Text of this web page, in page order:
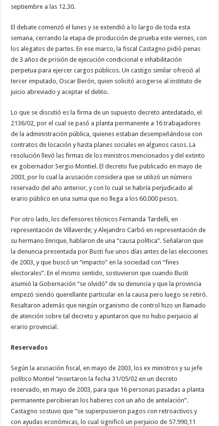
septiembre a las 12.30.
El debate comenzó el lunes y se extendió a lo largo de toda esta
semana, cerrando la etapa de producción de prueba este viernes, con
los alegatos de partes. En ese marco, la fiscal Castagno pidió penas
de 3 años de prisión de ejecución condicional e inhabilitación
perpetua para ejercer cargos públicos. Un castigo similar ofreció al
tercer imputado, Oscar Berón, quien solicitó acogerse al instituto de
juicio abreviado y aceptar el delito.
Lo que se discutió es la firma de un supuesto decreto antedatado, el
2136/02, por el cual se pasó a planta permanente a 16 trabajadores
de la administración pública, quienes estaban desempeñándose con
contratos de locación y hasta planes sociales en algunos casos. La
resolución llevó las firmas de los ministros mencionados y del extinto
ex gobernador Sergio Montiel. El decreto fue publicado en mayo de
2003, por lo cual la acusación considera que se utilizó un número
reservado del año anterior, y con lo cual se habría perjudicado al
erario público en una suma que no llega a los 60.000 pesos.
Por otro lado, los defensores técnicos Fernanda Tardelli, en
representación de Villaverde; y Alejandro Carbó en representación de
su hermano Enrique, hablaron de una “causa política”. Señalaron que
la denuncia presentada por Busti fue unos días antes de las elecciones
de 2003, y que buscó un “impacto” en la sociedad con “fines
electorales”. En el mismo sentido, sostuvieron que cuando Busti
asumió la Gobernación “se olvidó” de su denuncia y que la provincia
empezó siendo querellante particular en la causa pero luego se retiró.
Resaltaron además que ningún organismo de control hizo un llamado
de atención sobre tal decreto y apuntaron que no hubo perjuicio al
erario provincial.
Reservados
Según la acusación fiscal, en mayo de 2003, los ex ministros y su jefe
político Montiel “insertaron la fecha 31/05/02 en un decreto
reservado, en mayo de 2003, para que 16 personas pasadas a planta
permanente percibieran los haberes con un año de antelación”.
Castagno sostuvo que “se superpusieron pagos con retroactivos y
con ayudas económicas, lo cual significó un perjuicio de 57.990,11